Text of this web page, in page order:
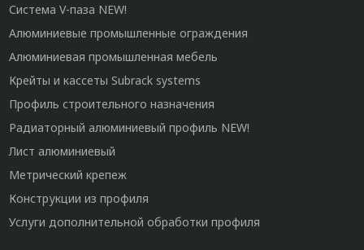
Система V-паза NEW!
Алюминиевые промышленные ограждения
Алюминиевая промышленная мебель
Крейты и кассеты Subrack systems
Профиль строительного назначения
Радиаторный алюминиевый профиль NEW!
Лист алюминиевый
Метрический крепеж
Конструкции из профиля
Услуги дополнительной обработки профиля